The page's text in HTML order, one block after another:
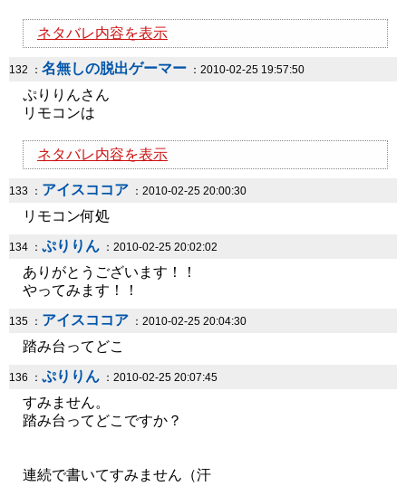
ネタバレ内容を表示
132 ： 名無しの脱出ゲーマー ：2010-02-25 19:57:50
ぷりりんさん
リモコンは
ネタバレ内容を表示
133 ： アイスココア ：2010-02-25 20:00:30
リモコン何処
134 ： ぷりりん ：2010-02-25 20:02:02
ありがとうございます！！
やってみます！！
135 ： アイスココア ：2010-02-25 20:04:30
踏み台ってどこ
136 ： ぷりりん ：2010-02-25 20:07:45
すみません。
踏み台ってどこですか？
連続で書いてすみません（汗